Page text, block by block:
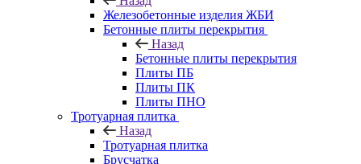
Железобетонные изделия ЖБИ
Бетонные плиты перекрытия
Назад
Бетонные плиты перекрытия
Плиты ПБ
Плиты ПК
Плиты ПНО
Тротуарная плитка
Назад
Тротуарная плитка
Брусчатка